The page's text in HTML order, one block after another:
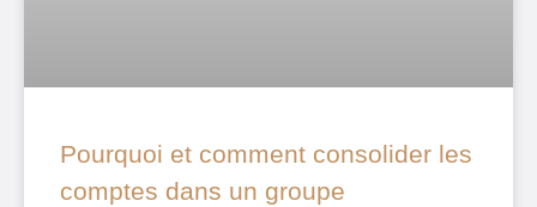
Pourquoi et comment consolider les
comptes dans un groupe